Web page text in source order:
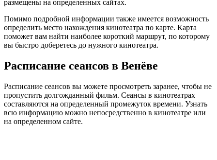
размещены на определенных сайтах.
Помимо подробной информации также имеется возможность
определить место нахождения кинотеатра по карте. Карта
поможет вам найти наиболее короткий маршрут, по которому
вы быстро доберетесь до нужного кинотеатра.
Расписание сеансов в Венёве
Расписание сеансов вы можете просмотреть заранее, чтобы не
пропустить долгожданный фильм. Сеансы в кинотеатрах
составляются на определенный промежуток времени. Узнать
всю информацию можно непосредственно в кинотеатре или
на определенном сайте.